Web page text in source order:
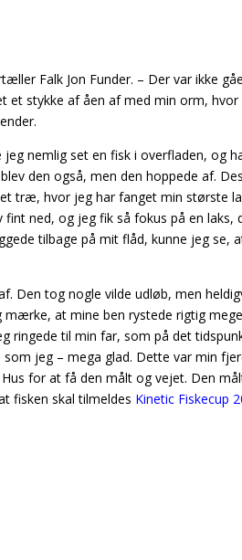
Falk Jon Funder. – Der var ikke
et stykke af åen af med min orm, hvor
nemlig set en fisk i overfladen, og
den også, men den hoppede af.
træ, hvor jeg har fanget min største
ned, og jeg fik så fokus på en laks,
tilbage på mit flåd, kunne jeg se,
Den tog nogle vilde udløb, men
at mine ben rystede rigtig
ringede til min far, som på det
jeg – mega glad. Dette var min
for at få den målt og vejet. Den
fisken skal tilmeldes Kinetic Fiskecup